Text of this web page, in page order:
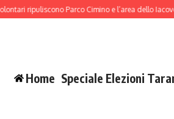
ripuliscono Parco Cimino e l’area dello
Home Speciale Elezioni